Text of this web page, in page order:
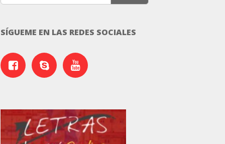
SÍGUEME EN LAS REDES SOCIALES